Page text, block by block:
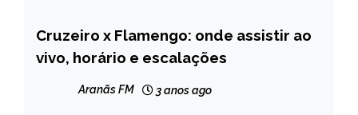
ESPORTES
NOTÍCIAS
Cruzeiro x Flamengo: onde assistir ao
vivo, horário e escalações
Aranãs FM 3 anos ago